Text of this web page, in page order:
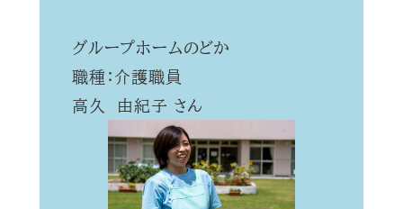
グループホームのどか
職種：介護職員
高久 由紀子 さん